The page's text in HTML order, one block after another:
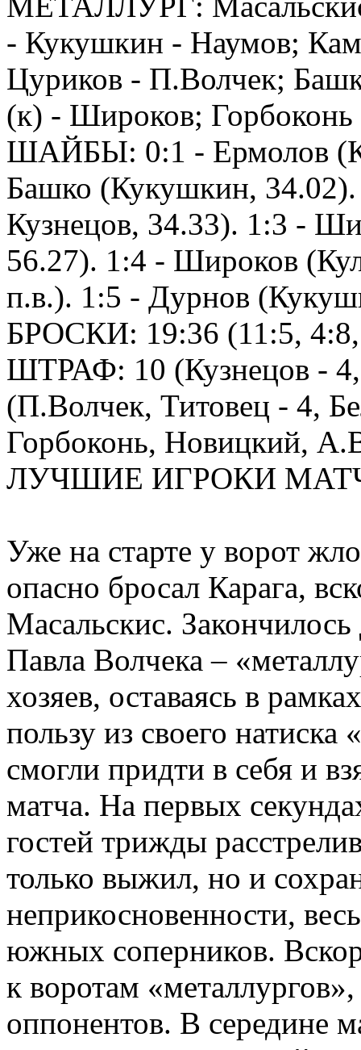
- Кукушкин - Наумов;
Цуриков - П.Волчек;
(к) - Широков;
ШАЙБЫ: 0:1 - Ермолов
Башко (Кукушкин, 34.02).
Кузнецов, 34.33). 1:3 -
56.27). 1:4 - Широков
п.в.). 1:5 - Дурнов
БРОСКИ: 19:36 (11:5,
ШТРАФ: 10 (Кузнецов - 4,
(П.Волчек, Титовец - 4,
Горбоконь, Новицкий,
ЛУЧШИЕ ИГРОКИ
Уже на старте у ворот
опасно бросал Карага,
Масальскис. Закончилось
Павла Волчека –
хозяев, оставаясь в
пользу из своего
смогли придти в себя и
матча. На первых
гостей трижды
только выжил, но и
неприкосновенности,
южных соперников.
к воротам
оппонентов. В середине